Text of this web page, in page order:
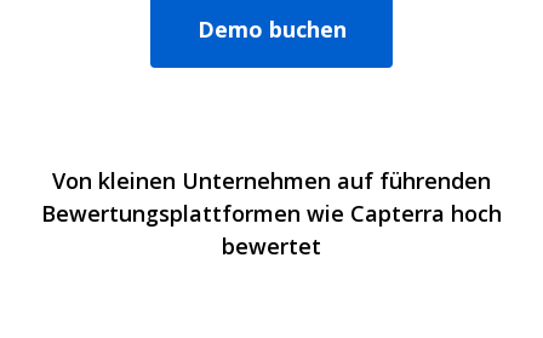
Demo buchen
Von kleinen Unternehmen auf führenden
Bewertungsplattformen wie Capterra hoch
bewertet